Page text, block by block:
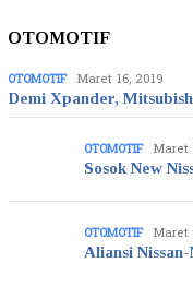
OTOMOTIF
OTOMOTIF Maret 16, 2019
Demi Xpander,
OTOMOTIF Maret
Sosok New
OTOMOTIF Maret
Aliansi